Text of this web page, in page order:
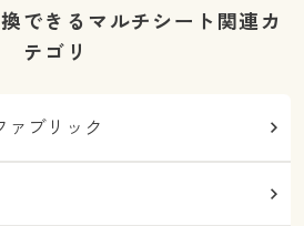
できるマルチシート関連カ
テゴリ
ァブリック